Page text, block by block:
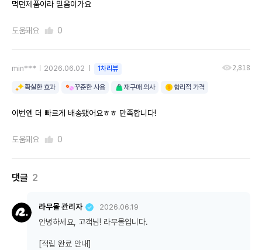
먹던제품이라 믿음이가요
도움돼요 0
min*** 2026.06.02 1차리뷰 2,818
확실한 효과 꾸준한 사용 재구매 의사 합리적 가격
이번엔 더 빠르게 배송됐어요ㅎㅎ 만족합니다!
도움돼요 0
댓글 2
라무몰 관리자 2026.06.19
안녕하세요, 고객님! 라무몰입니다.
[적립 완료 안내]